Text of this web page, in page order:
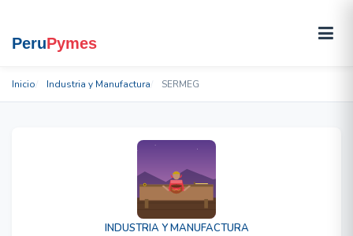
Inicio Industria y Manufactura SERMEG
INDUSTRIA Y MANUFACTURA